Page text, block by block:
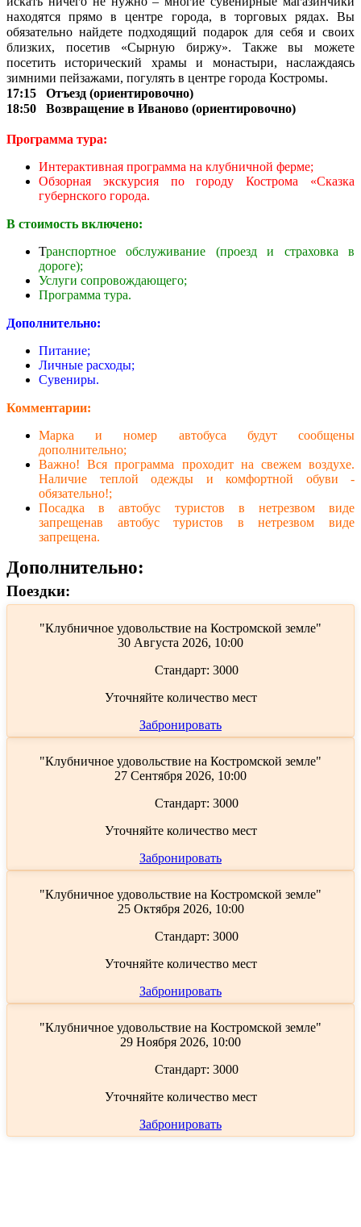
находятся прямо в центре города, в торговых рядах. Вы
обязательно найдете подходящий подарок для себя и своих
близких, посетив «Сырную биржу». Также вы можете
посетить исторический храмы и монастыри, наслаждаясь
зимними пейзажами, погулять в центре города Костромы.
17:15 Отъезд (ориентировочно)
18:50 Возвращение в Иваново (ориентировочно)
Программа тура:
Интерактивная программа на клубничной ферме;
Обзорная экскурсия по городу Кострома «Сказка
губернского города.
В стоимость включено:
Транспортное обслуживание (проезд и страховка в
дороге);
Услуги сопровождающего;
Программа тура.
Дополнительно:
Питание;
Личные расходы;
Сувениры.
Комментарии:
Марка и номер автобуса будут сообщены
дополнительно;
Важно! Вся программа проходит на свежем воздухе.
Наличие теплой одежды и комфортной обуви -
обязательно!;
Посадка в автобус туристов в нетрезвом виде
запрещенав автобус туристов в нетрезвом виде
запрещена.
Дополнительно:
Поездки:
"Клубничное удовольствие на Костромской земле"
30 Августа 2026, 10:00
Стандарт: 3000
Уточняйте количество мест
Забронировать
"Клубничное удовольствие на Костромской земле"
27 Сентября 2026, 10:00
Стандарт: 3000
Уточняйте количество мест
Забронировать
"Клубничное удовольствие на Костромской земле"
25 Октября 2026, 10:00
Стандарт: 3000
Уточняйте количество мест
Забронировать
"Клубничное удовольствие на Костромской земле"
29 Ноября 2026, 10:00
Стандарт: 3000
Уточняйте количество мест
Забронировать